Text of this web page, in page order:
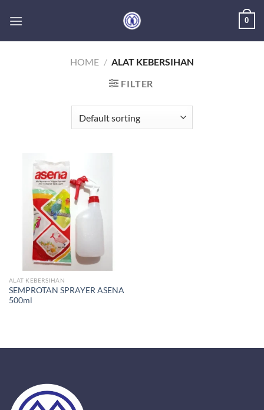
0
HOME / ALAT KEBERSIHAN
FILTER
ALAT KEBERSIHAN
SEMPROTAN SPRAYER ASENA
500ml